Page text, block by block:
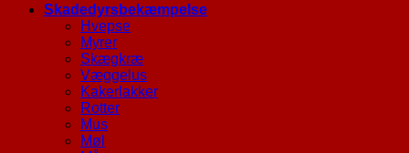
Skadedyrsbekæmpelse
Hvepse
Myrer
Skægkræ
Væggelus
Kakerlakker
Rotter
Mus
Møl